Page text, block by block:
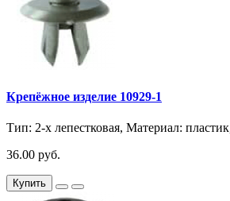
Крепёжное изделие 10929-1
Тип: 2-х лепестковая, Материал:
36.00 руб.
Купить